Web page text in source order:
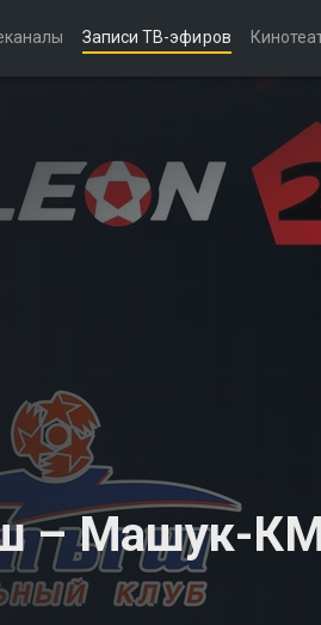
Записи ТВ-эфиров
– Машук-